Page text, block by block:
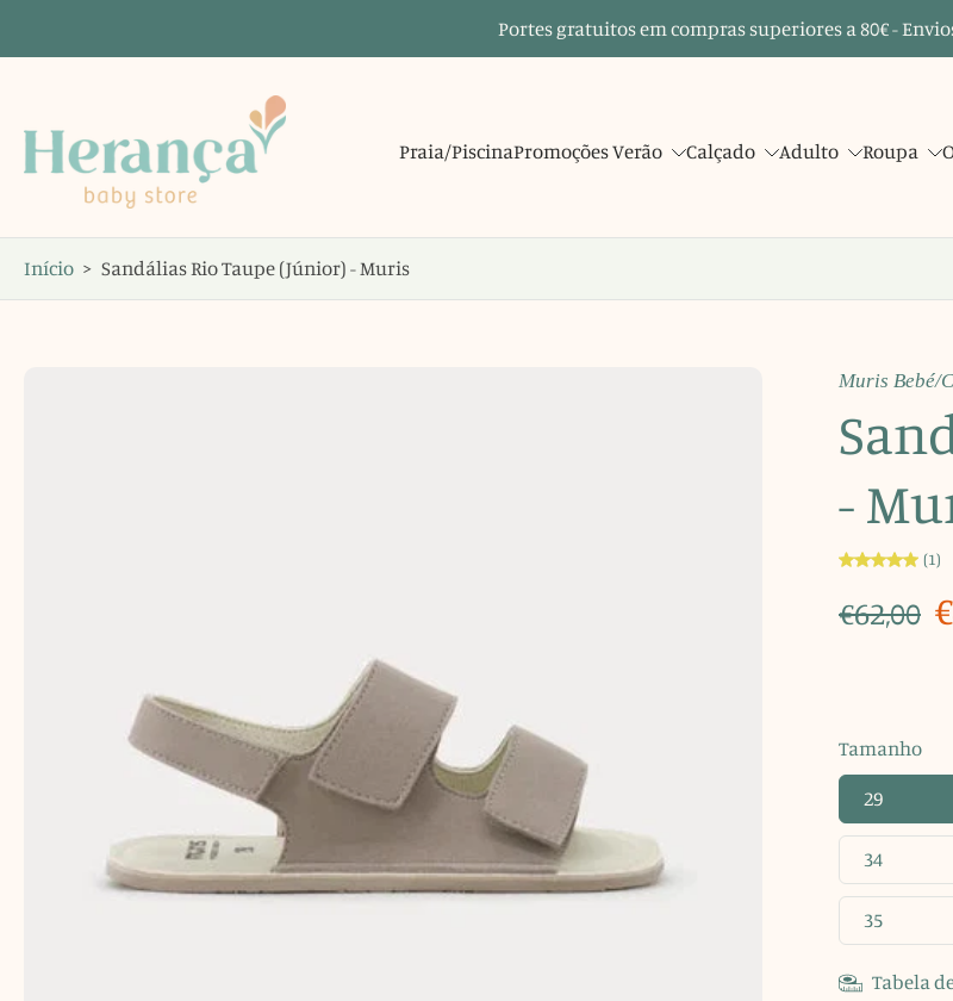
para
Portes gratuitos em compras superiores a 80€ -
Praia/PiscinaPromoções Verão Calçado Adulto Roupa
Início > Sandálias Rio Taupe (Júnior) - Muris
Muris Bebé/
-
(1)
€62,00
Tamanho
29
34
35
Tabela